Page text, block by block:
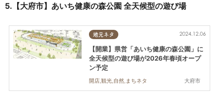
5.【大府市】あいち健康の森公園 全天候型の遊び場
地元ネタ
大府市
2024.12.06
【開業】県営「あいち健康の森公園」に
全天候型の遊び場が2026年春頃オープ
ン予定
開店,観光,自然,まちネタ